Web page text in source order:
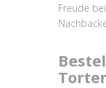
Freude